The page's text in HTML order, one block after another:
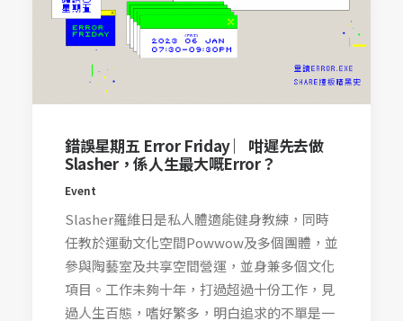
錯誤星期五 Error Friday ︳咁遲先去做
Slasher，係人生最大嘅Error？
Event
Slasher羅維日是私人體適能健身教練，同時
任教於運動文化空間Powwow及多個團體，並
參與陶藝室及共享空間營運，並身兼多個文化
項目。工作未夠十年，打過超過十份工作，見
過人生百態，嗜好繁多，明白追求的不單是一